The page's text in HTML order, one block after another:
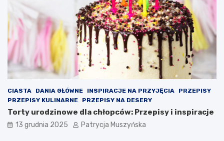
e
g
o
w
b
a
r
w
a
c
h
a
z
o
n
a
w
a
l
c
z
y
ć
p
CIASTA DANIA GŁÓWNE INSPIRACJE NA PRZYJĘCIA
PRZEPISY
PRZEPISY KULINARNE
PRZEPISY NA DESERY
Torty urodzinowe dla chłopców: Przepisy i inspiracje
13 grudnia 2025 Patrycja Muszyńska